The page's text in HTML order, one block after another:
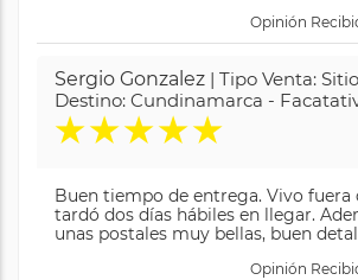
Opinión
Sergio Gonzalez | Tipo Venta:
Destino: Cundinamarca -
★★★★★
Buen tiempo de entrega. Vivo fuera
tardó dos días hábiles en llegar.
unas postales muy bellas, buen
Opinión